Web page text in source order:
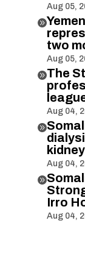
Aug 05,

two
Aug 05,
The
Aug 04,

Aug 04,

Irro
Aug 04,